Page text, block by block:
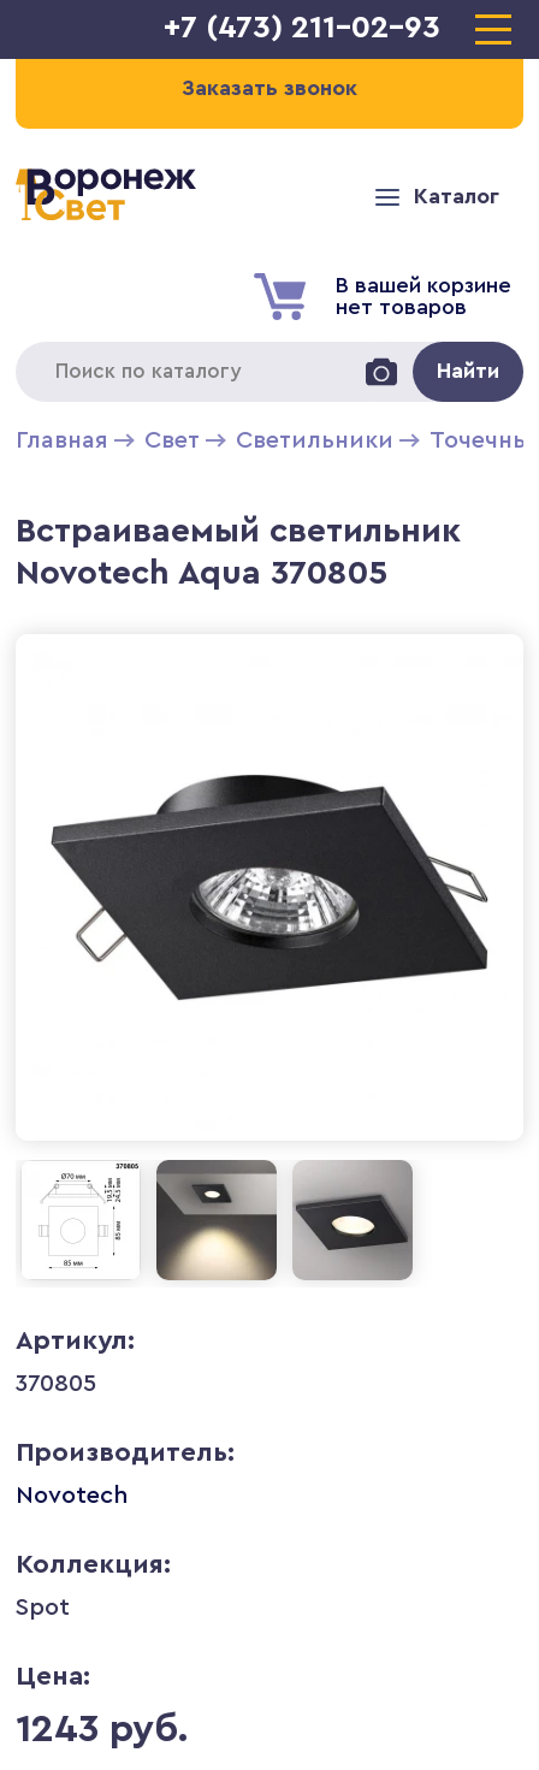
+7 (473) 211-02-93
Заказать звонок
Каталог
В вашей корзине
нет товаров
Найти
Главная Свет Светильники
Встраиваемый светильник
Novotech Aqua 370805
Артикул:
370805
Производитель:
Novotech
Коллекция:
Spot
Цена:
1243 руб.